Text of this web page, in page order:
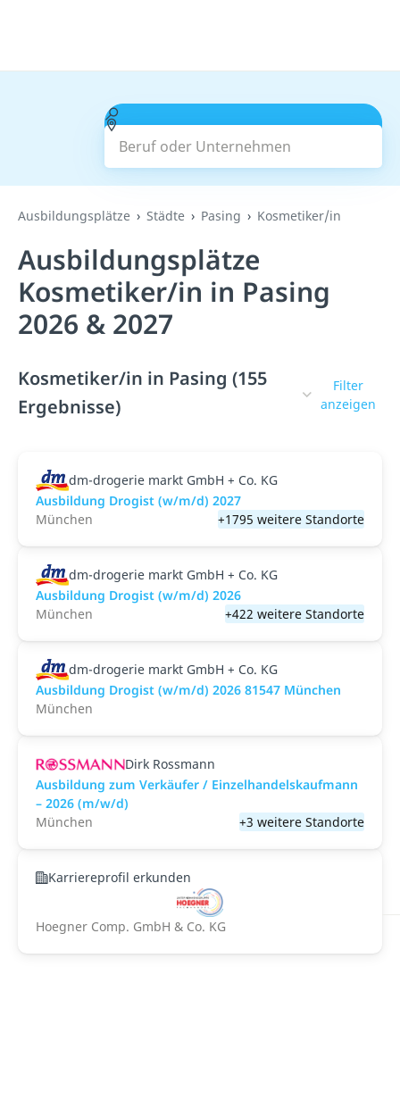
Beruf oder Unternehmen
Suchen
Ausbildungsplätze Städte Pasing Kosmetiker/in
Ausbildungsplätze
Kosmetiker/in in Pasing
2026 & 2027
Kosmetiker/in in Pasing (155
Ergebnisse)
Filter
anzeigen
dm-drogerie markt GmbH + Co. KG
Ausbildung Drogist (w/m/d) 2027
München
+1795 weitere Standorte
dm-drogerie markt GmbH + Co. KG
Ausbildung Drogist (w/m/d) 2026
München
+422 weitere Standorte
dm-drogerie markt GmbH + Co. KG
Ausbildung Drogist (w/m/d) 2026 81547 München
München
Dirk Rossmann
Ausbildung zum Verkäufer / Einzelhandelskaufmann
– 2026 (m/w/d)
München
+3 weitere Standorte
Karriereprofil erkunden
Hoegner Comp. GmbH & Co. KG